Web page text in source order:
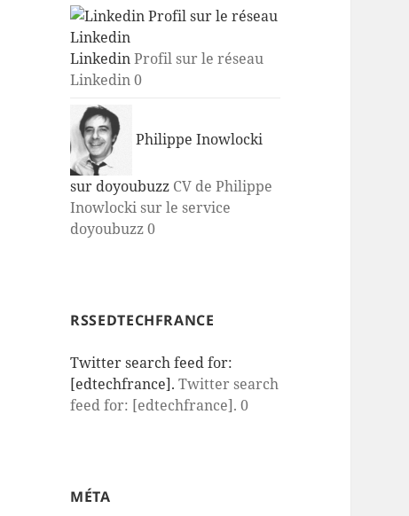
LinkedinProfil sur le réseau
Linkedin 0
Philippe Inowlocki
sur doyoubuzz CV de Philippe
Inowlocki sur le service
doyoubuzz 0
RSSEDTECHFRANCE
Twitter search feed for:
[edtechfrance]. Twitter search
feed for: [edtechfrance]. 0
MÉTA